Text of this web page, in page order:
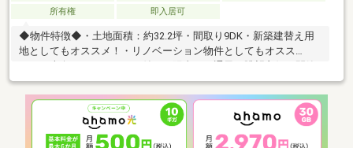
所有権
即入居可
◆物件特徴◆・土地面積：約32.2坪・間取り9DK・新築建替え用
地としてもオススメ！・リノベーション物件としてもオスス
な住宅地・車庫カーポート付き（ハイルーフも駐車可）◆生活利
便性◆・スーパー万代 南木の本店まで約230ｍ（徒歩約3分）・
ウエルシア薬局 八尾南木の本店まで約250ｍ（徒歩約4分）・エニ
タイムフィットネス八尾南店まで約250ｍ（徒歩約4分）・南木の
本公園まで約150ｍ（徒歩約2分）・大阪メトロ谷町線『八尾南